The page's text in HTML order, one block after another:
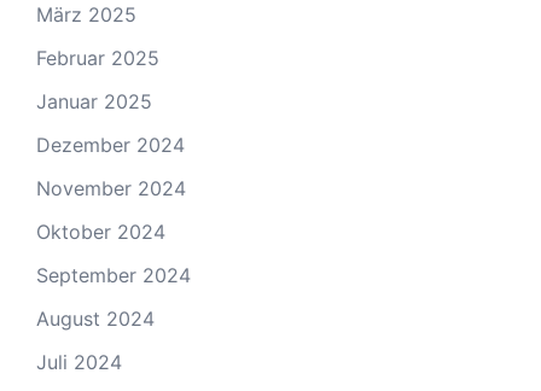
März 2025
Februar 2025
Januar 2025
Dezember 2024
November 2024
Oktober 2024
September 2024
August 2024
Juli 2024